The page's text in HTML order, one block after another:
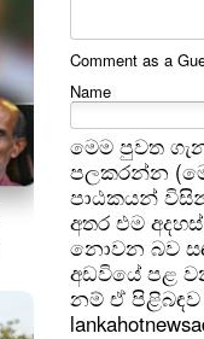
Comment as a
Name
මෙම පුවත
පලකරන්න
පාඨකයන්
අතර එම
නොවන බව
අඩවියේ පළ
නම් ඒ පිළිබඳව